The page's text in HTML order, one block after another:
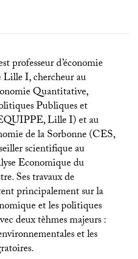
professeur d’économie
Lille I, chercheur au
Quantitative,
Publiques et
, Lille I) et au
de la Sorbonne (CES,
scientifique au
Economique du
Ses travaux de
principalement sur la
et les politiques
deux tèhmes majeurs :
et les